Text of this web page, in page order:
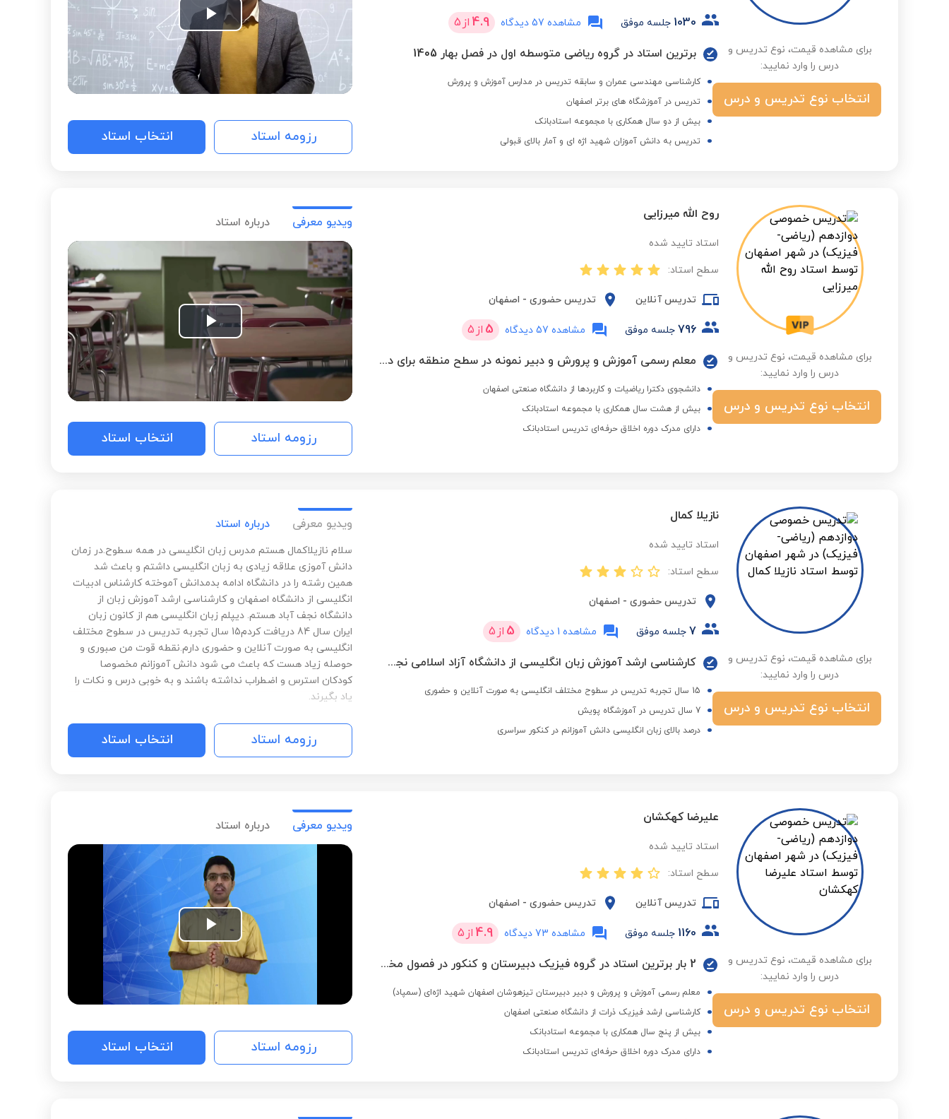
برای مشاهده قیمت، نوع تدریس و
درس را وارد نمایید:
انتخاب نوع تدریس و درس
1030 جلسه موفق مشاهده 57 دیدگاه 4.9 از 5
برترین استاد در گروه ریاضی متوسطه اول در فصل بهار 1405
کارشناسی مهندسی عمران و سابقه تدریس در مدارس آموزش و پرورش
تدریس در آموزشگاه های برتر اصفهان
بیش از دو سال همکاری با مجموعه استادبانک
تدریس به دانش آموزان شهید اژه ای و آمار بالای قبولی
Play
Video
رزومه استاد انتخاب استاد
برای مشاهده قیمت، نوع تدریس و
درس را وارد نمایید:
انتخاب نوع تدریس و درس
روح الله میرزایی
استاد تایید شده
سطح استاد:
تدریس آنلاین تدریس حضوری - اصفهان
796 جلسه موفق مشاهده 57 دیدگاه 5 از 5
معلم رسمی آموزش و پرورش و دبیر نمونه در سطح منطقه برای دو سال متوالی
دانشجوی دکترا ریاضیات و کاربردها از دانشگاه صنعتی اصفهان
بیش از هشت سال همکاری با مجموعه استادبانک
دارای مدرک دوره اخلاق حرفه‌ای تدریس استادبانک
ویدیو معرفی درباره استاد
Play
Video
رزومه استاد انتخاب استاد
برای مشاهده قیمت، نوع تدریس و
درس را وارد نمایید:
انتخاب نوع تدریس و درس
نازیلا کمال
استاد تایید شده
سطح استاد:
تدریس حضوری - اصفهان
7 جلسه موفق مشاهده 1 دیدگاه 5 از 5
کارشناسی ارشد آموزش زبان انگلیسی از دانشگاه آزاد اسلامی نجف آباد
15 سال تجربه تدریس در سطوح مختلف انگلیسی به صورت آنلاین و حضوری
7 سال تدریس در آموزشگاه پویش
درصد بالای زبان انگلیسی دانش آموزانم در کنکور سراسری
ویدیو معرفی درباره استاد
سلام نازیلاکمال هستم مدرس زبان انگلیسی در همه سطوح.در زمان
دانش آموزی علاقه زیادی به زبان انگلیسی داشتم و باعث شد
همین رشته را در دانشگاه ادامه بدمدانش آموخته کارشناس ادبیات
انگلیسی از دانشگاه اصفهان و کارشناسی ارشد آموزش زبان از
دانشگاه نجف آباد هستم. دیپلم زبان انگلیسی هم از کانون زبان
ایران سال 84 دریافت کردم15 سال تجربه تدریس در سطوح مختلف
انگلیسی به صورت آنلاین و حضوری دارم.نقطه قوت من صبوری و
حوصله زیاد هست که باعث می شود دانش آموزانم مخصوصا
کودکان استرس و اضطراب نداشته باشند و به خوبی درس و نکات را
یاد بگیرند.
رزومه استاد انتخاب استاد
برای مشاهده قیمت، نوع تدریس و
درس را وارد نمایید:
انتخاب نوع تدریس و درس
علیرضا کهکشان
استاد تایید شده
سطح استاد:
تدریس آنلاین تدریس حضوری - اصفهان
1160 جلسه موفق مشاهده 73 دیدگاه 4.9 از 5
2 بار برترین استاد در گروه فیزیک دبیرستان و کنکور در فصول مختلف
معلم رسمی آموزش و پرورش و دبیر دبیرستان تیزهوشان اصفهان شهید اژه‌ای (سمپاد)
کارشناسی ارشد فیزیک ذرات از دانشگاه صنعتی اصفهان
بیش از پنج سال همکاری با مجموعه استادبانک
دارای مدرک دوره اخلاق حرفه‌ای تدریس استادبانک
ویدیو معرفی درباره استاد
Play
Video
رزومه استاد انتخاب استاد